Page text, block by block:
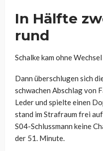
In Hälfte
rund
Schalke kam ohne
Dann überschlugen sich
schwachen Abschlag von
Leder und spielte einen
stand im Strafraum frei
S04-Schlussmann keine
der 51. Minute.